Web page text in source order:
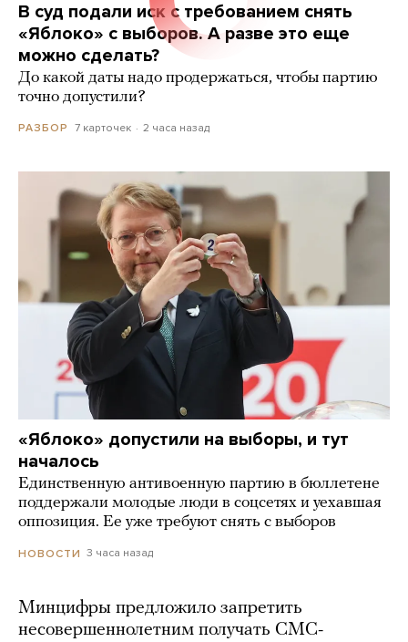
В суд подали иск с требованием снять
«Яблоко» с выборов. А разве это еще
можно сделать?
До какой даты надо продержаться, чтобы партию
точно допустили?
РАЗБОР 7 карточек 2 часа назад
«Яблоко» допустили на выборы, и тут
началось
Единственную антивоенную партию в бюллетене
поддержали молодые люди в соцсетях и уехавшая
оппозиция. Ее уже требуют снять с выборов
НОВОСТИ 3 часа назад
Минцифры предложило запретить
несовершеннолетним получать СМС-